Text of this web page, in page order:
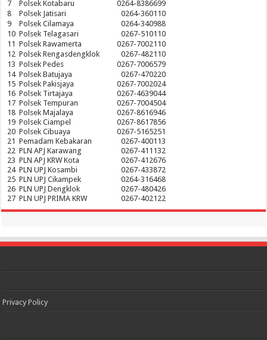
7
Polsek Kotabaru
0264-8386699
8
Polsek Jatisari
0264-360110
9
Polsek Cilamaya
0264-340988
10 Polsek Telagasari
0267-510110
11 Polsek Rawamerta
0267-7002110
12 Polsek Rengasdengklok
0267-482110
13 Polsek Pedes
0267-7006579
14 Polsek Batujaya
0267-470220
15 Polsek Pakisjaya
0267-7002024
16 Polsek Tirtajaya
0267-4639044
17 Polsek Tempuran
0267-7004504
18 Polsek Majalaya
0267-8616946
19 Polsek Ciampel
0267-8617856
20 Polsek Cibuaya
0267-5165251
21 Pemadam Kebakaran
0267-400113
22 PLN APJ Karawang
0267-411132
23 PLN APJ KRW Kota
0267-412676
24 PLN UPJ Kosambi
0267-433872
25 PLN UPJ Cikampek
0264-316468
26 PLN UPJ Dengklok
0267-480426
27 PLN UPJ PRIMA KRW 0267-402122
Privacy Policy